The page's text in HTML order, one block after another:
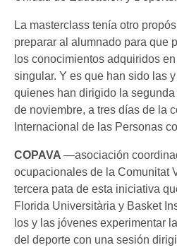
La masterclass tenía otro
preparar al alumnado para que
los conocimientos adquiridos
singular. Y es que han sido las
quienes han dirigido la
de noviembre, a tres días de la
Internacional de las Personas
COPAVA —asociación
ocupacionales de la Comunitat
tercera pata de esta iniciativa
Florida Universitària y Basket
los y las jóvenes experimentar
del deporte con una sesión